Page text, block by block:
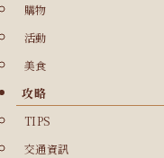
購物
活動
美食
攻略
TIPS
交通資訊